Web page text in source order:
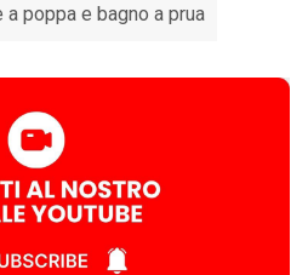
poppa e bagno a prua